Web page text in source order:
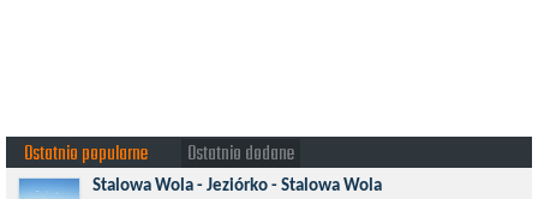
Ostatnio popularne Ostatnio dodane
Stalowa Wola - Jeziórko - Stalowa Wola